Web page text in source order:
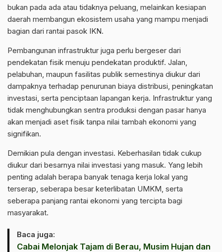
bukan pada ada atau tidaknya peluang, melainkan kesiapan
daerah membangun ekosistem usaha yang mampu menjadi
bagian dari rantai pasok IKN.
Pembangunan infrastruktur juga perlu bergeser dari
pendekatan fisik menuju pendekatan produktif. Jalan,
pelabuhan, maupun fasilitas publik semestinya diukur dari
dampaknya terhadap penurunan biaya distribusi, peningkatan
investasi, serta penciptaan lapangan kerja. Infrastruktur yang
tidak menghubungkan sentra produksi dengan pasar hanya
akan menjadi aset fisik tanpa nilai tambah ekonomi yang
signifikan.
Demikian pula dengan investasi. Keberhasilan tidak cukup
diukur dari besarnya nilai investasi yang masuk. Yang lebih
penting adalah berapa banyak tenaga kerja lokal yang
terserap, seberapa besar keterlibatan UMKM, serta
seberapa panjang rantai ekonomi yang tercipta bagi
masyarakat.
Baca juga:
Cabai Melonjak Tajam di Berau, Musim Hujan dan